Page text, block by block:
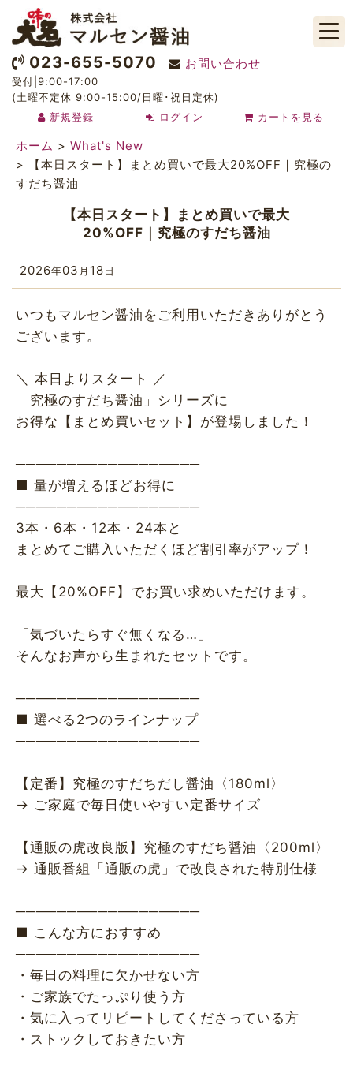
023-655-5070 お問い合わせ
受付|9:00-17:00
(土曜不定休 9:00-15:00/日曜･祝日定休)
新規登録
ログイン カートを見る
ホーム > What's New
>
【本日スタート】まとめ買いで最大20%OFF｜究極の
すだち醤油
【本日スタート】まとめ買いで最大
20%OFF｜究極のすだち醤油
2026年03 月 18日
いつもマルセン醤油をご利用いただきありがとう
ございます。
＼ 本日よりスタート ／
「究極のすだち醤油」シリーズに
お得な【まとめ買いセット】が登場しました！
──────────────────
■ 量が増えるほどお得に
──────────────────
3本・6本・12本・24本と
まとめてご購入いただくほど割引率がアップ！
最大【20%OFF】でお買い求めいただけます。
「気づいたらすぐ無くなる…」
そんなお声から生まれたセットです。
──────────────────
■ 選べる2つのラインナップ
──────────────────
【定番】究極のすだちだし醤油〈180ml〉
→ ご家庭で毎日使いやすい定番サイズ
【通販の虎改良版】究極のすだち醤油〈200ml〉
→ 通販番組「通販の虎」で改良された特別仕様
──────────────────
■ こんな方におすすめ
──────────────────
・毎日の料理に欠かせない方
・ご家族でたっぷり使う方
・気に入ってリピートしてくださっている方
・ストックしておきたい方